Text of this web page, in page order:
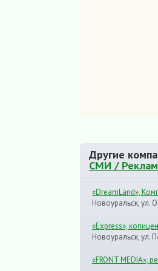
Другие
СМИ /
«DreamLand»,
Новоуральск, ул.
«Express»,
Новоуральск, ул.
«FRONT MEDIA»,